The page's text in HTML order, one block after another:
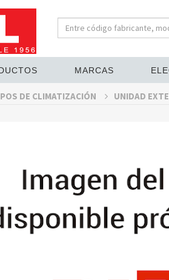
MARCAS
DE CLIMATIZACIÓN UNIDAD